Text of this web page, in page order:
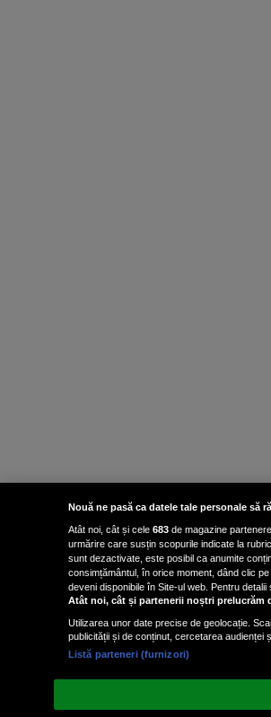
Nouă ne pasă ca datele tale personale să
Atât noi, cât și cele 683 de magazine
urmărire care susțin scopurile indicate la
sunt dezactivate, este posibil ca anumite
consimțământul, în orice moment, dând clic
deveni disponibile în Site-ul web. Pentru
Atât noi, cât și partenerii noștri prelucrăm
Utilizarea unor date precise de geolocație.
publicității și de conținut, cercetarea audienței
Listă parteneri (furnizori)